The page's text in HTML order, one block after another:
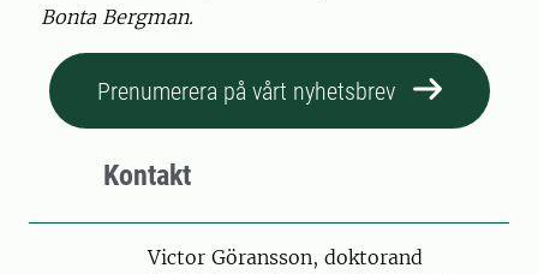
Bonta Bergman.
Prenumerera på vårt nyhetsbrev
Kontakt
PersonVictor Göransson, doktorand